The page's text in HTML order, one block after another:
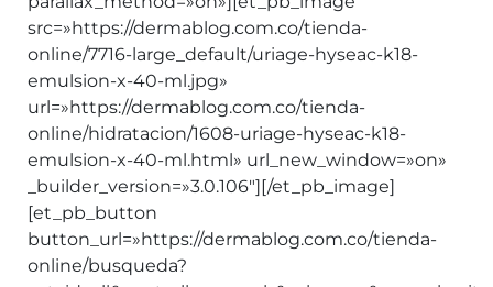
src=»https://dermablog.com.co/tienda-
online/7716-large_default/uriage-hyseac-k18-
emulsion-x-40-ml.jpg»
url=»https://dermablog.com.co/tienda-
online/hidratacion/1608-uriage-hyseac-k18-
emulsion-x-40-ml.html» url_new_window=»on»
_builder_version=»3.0.106″][/et_pb_image]
[et_pb_button
button_url=»https://dermablog.com.co/tienda-
online/busqueda?